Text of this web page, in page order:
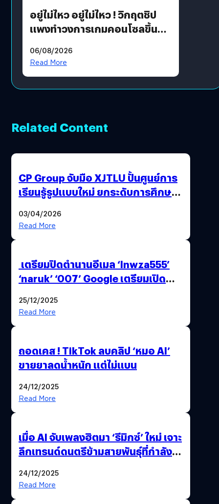
อยู่ไม่ไหว อยู่ไม่ไหว ! วิกฤตชิป
แพงทำวงการเกมคอนโซลขึ้น
?
06/08/2026
Read More
Related Content
CP Group จับมือ XJTLU ปั้นศูนย์การ
เรียนรู้รูปแบบใหม่ ยกระดับการศึกษา
03/04/2026
Read More
เตรียมปิดตำนานอีเมล ‘lnwza555’
‘naruk’ ‘007’ Google เตรียมเปิด
25/12/2025
Read More
ถอดเคส ! TikTok ลบคลิป ‘หมอ AI’
ขายยาลดน้ำหนัก แต่ไม่แบน
24/12/2025
Read More
เมื่อ AI จับเพลงฮิตมา ‘รีมิกซ์’ ใหม่ เจาะ
ลึกเทรนด์ดนตรีข้ามสายพันธุ์ที่กำลัง
24/12/2025
Read More